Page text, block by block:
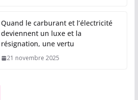
Quand le carburant et l’électricité
deviennent un luxe et la
résignation, une vertu
21 novembre 2025